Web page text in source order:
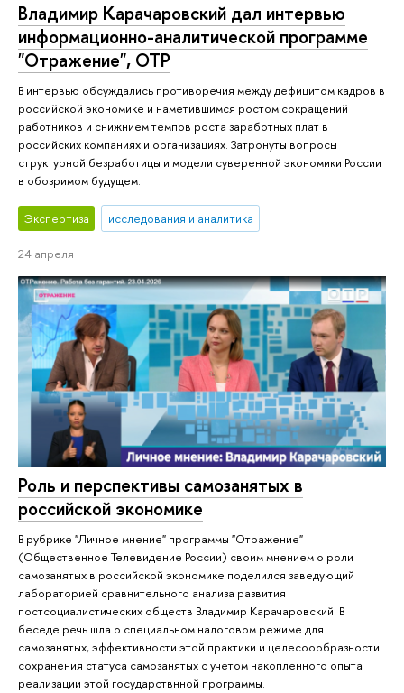
Владимир Карачаровский дал интервью
информационно-аналитической программе
"Отражение", ОТР
В интервью обсуждались противоречия между дефицитом кадров в
российской экономике и наметившимся ростом сокращений
работников и снижнием темпов роста заработных плат в
российских компаниях и организациях. Затронуты вопросы
структурной безработицы и модели суверенной экономики России
в обозримом будущем.
Экспертиза исследования и аналитика
24 апреля
Роль и перспективы самозанятых в
российской экономике
В рубрике "Личное мнение" программы "Отражение"
(Общественное Телевидение России) своим мнением о роли
самозанятых в российской экономике поделился заведующий
лабораторией сравнительного анализа развития
постсоциалистических обществ Владимир Карачаровский. В
беседе речь шла о специальном налоговом режиме для
самозанятых, эффективности этой практики и целесоообразности
сохранения статуса самозанятых с учетом накопленного опыта
реализации этой государствнной программы.